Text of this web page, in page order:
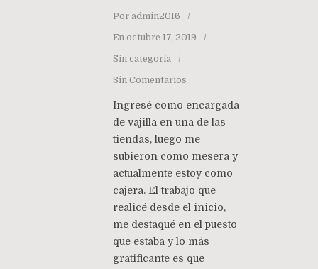
Por admin2016
En octubre 17, 2019
Sin categoría
Sin Comentarios
Ingresé como encargada
de vajilla en una de las
tiendas, luego me
subieron como mesera y
actualmente estoy como
cajera. El trabajo que
realicé desde el inicio,
me destaqué en el puesto
que estaba y lo más
gratificante es que